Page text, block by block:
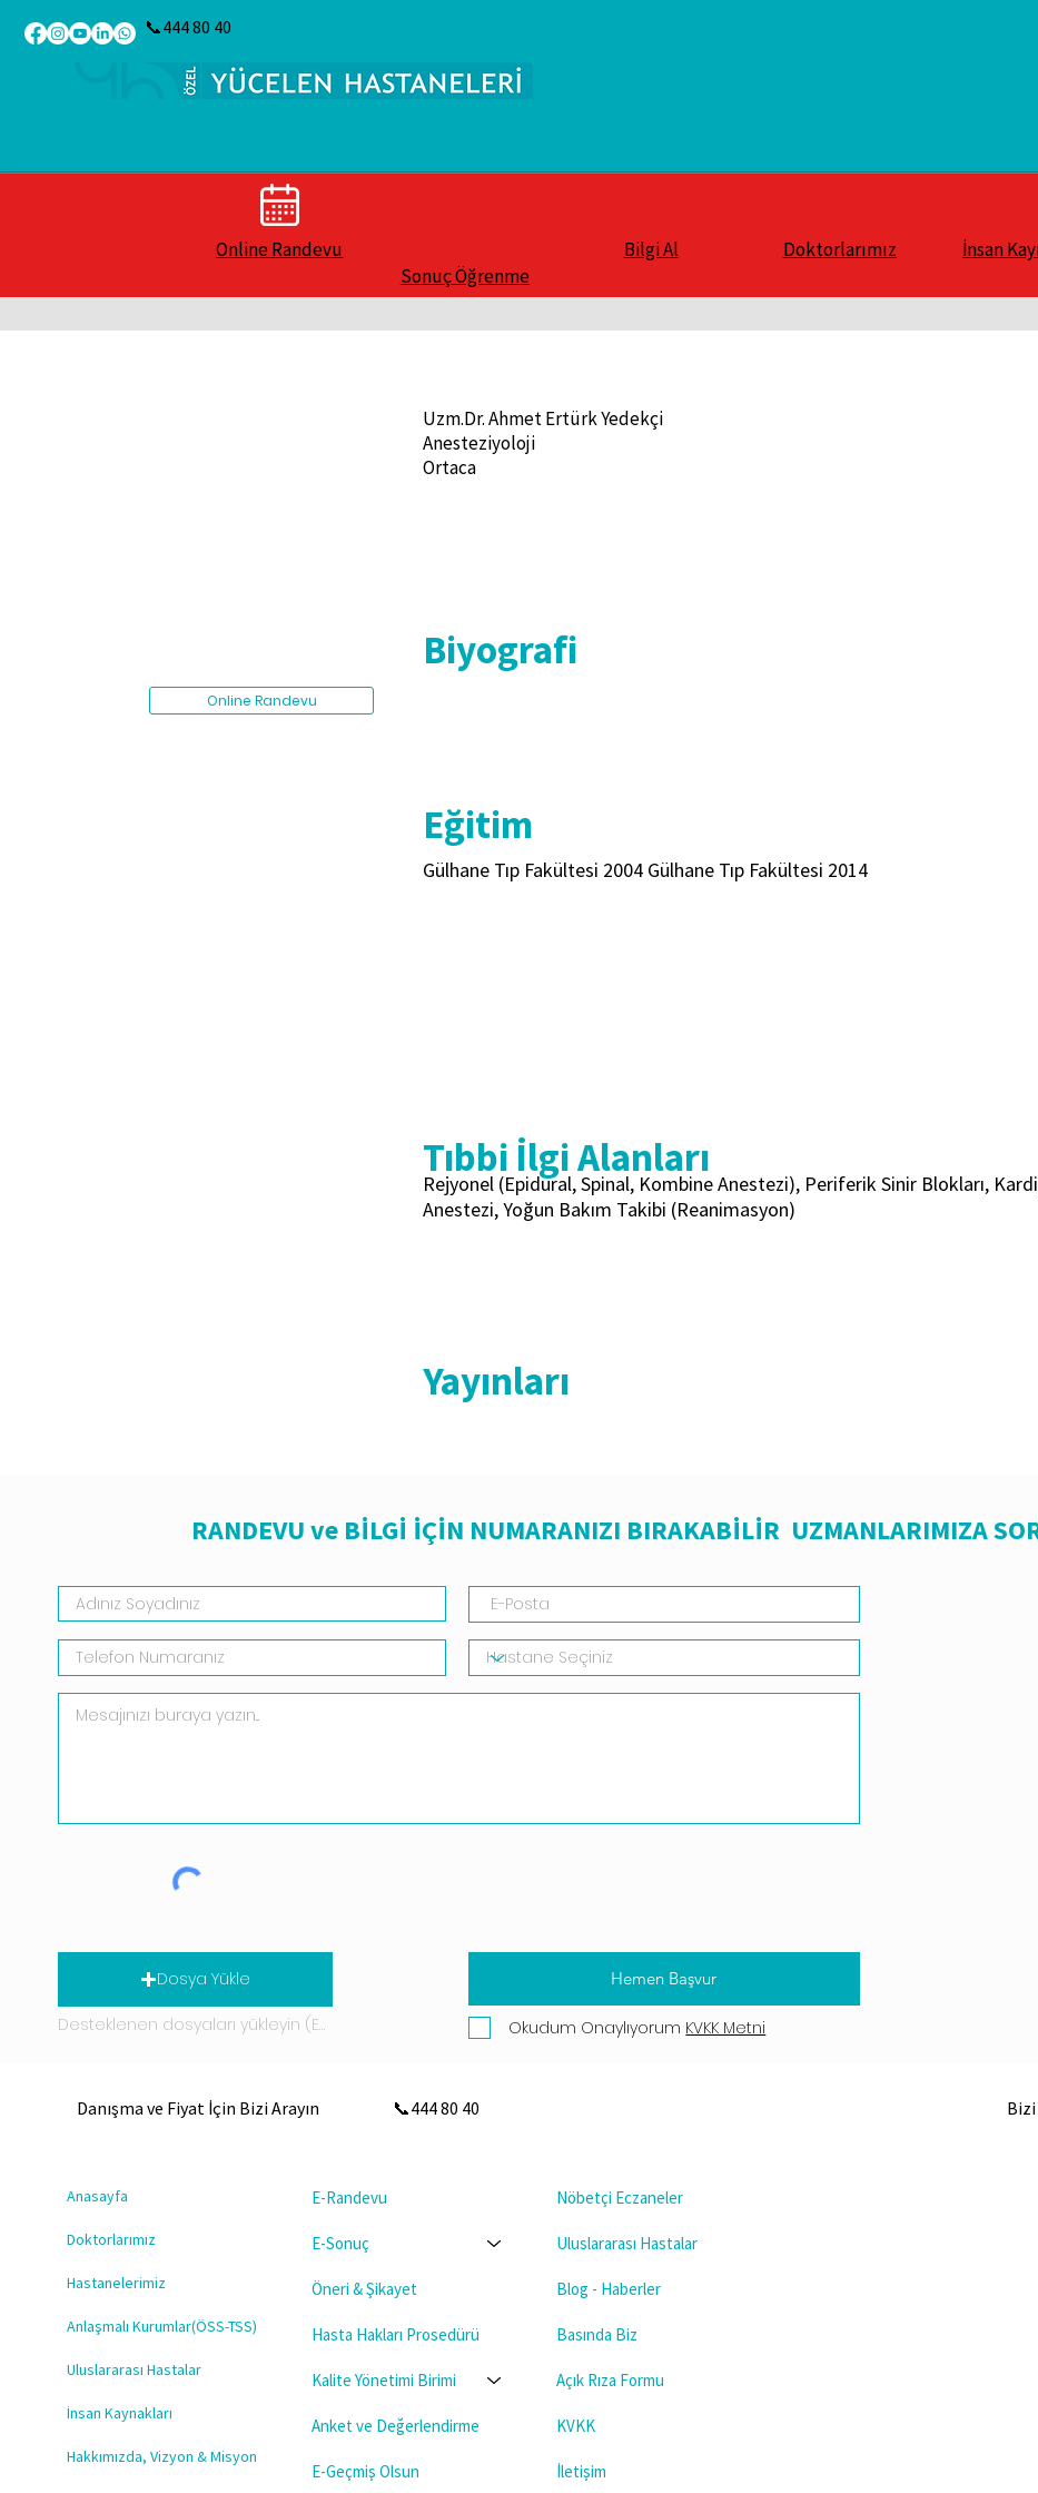
📞444 80 40
Online Randevu
Sonuç Öğrenme
Bilgi Al Doktorlarımız İnsan
Uzm.Dr. Ahmet Ertürk Yedekçi
Anesteziyoloji
Ortaca
Biyografi
Eğitim
Gülhane Tıp Fakültesi 2004 Gülhane Tıp Fakültesi 2014
Tıbbi İlgi Alanları
Rejyonel (Epidural, Spinal, Kombine Anestezi), Periferik Sinir Blokları,
Anestezi, Yoğun Bakım Takibi (Reanimasyon)
Yayınları
Online Randevu
RANDEVU ve BİLGİ İÇİN NUMARANIZI BIRAKABİLİR UZMANLARIMIZA
Hemen Başvur
Dosya Yükle
Desteklenen dosyaları yükleyin (En fazla 15 MB) Okudum Onaylıyorum KVKK Metni
Danışma ve Fiyat İçin Bizi Arayın 📞444 80 40
Anasayfa
Doktorlarımız
Hastanelerimiz
Anlaşmalı Kurumlar(ÖSS-TSS)
Uluslararası Hastalar
İnsan Kaynakları
Hakkımızda, Vizyon & Misyon
E-Randevu
E-Sonuç
Öneri & Şikayet
Hasta Hakları Prosedürü
Kalite Yönetimi Birimi
Anket ve Değerlendirme
E-Geçmiş Olsun
Nöbetçi Eczaneler
Uluslararası Hastalar
Blog - Haberler
Basında Biz
Açık Rıza Formu
KVKK
İletişim